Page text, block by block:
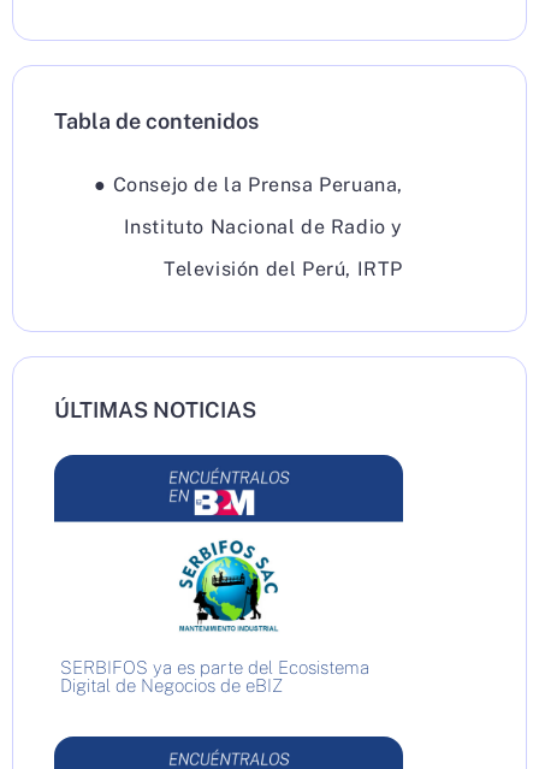
Tabla de contenidos
● Consejo de la Prensa Peruana,
Instituto Nacional de Radio y
Televisión del Perú, IRTP
ÚLTIMAS NOTICIAS
SERBIFOS ya es parte del Ecosistema
Digital de Negocios de eBIZ